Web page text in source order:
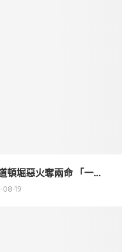
頓堀惡火奪兩命 「一...
08-19